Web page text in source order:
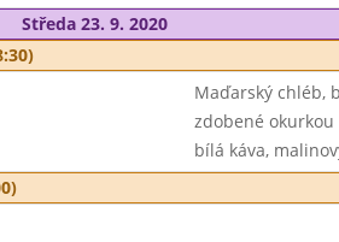
Středa 23. 9. 2020
Maďarský chléb,
zdobené okurkou
bílá káva,